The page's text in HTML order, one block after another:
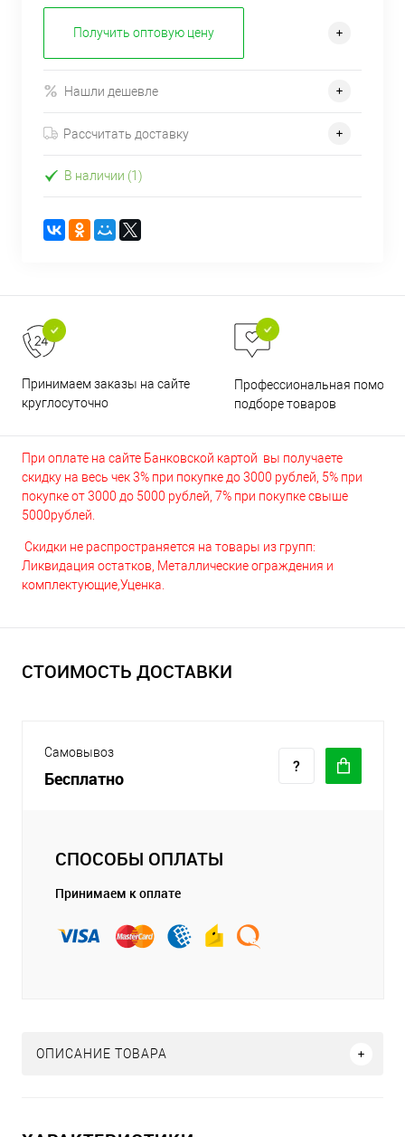
Получить оптовую цену
Нашли дешевле
Рассчитать доставку
В наличии (1)
Принимаем заказы на сайте
круглосуточно
Профессиональная помощь
подборе товаров
При оплате на сайте Банковской картой вы получаете
скидку на весь чек 3% при покупке до 3000 рублей, 5% при
покупке от 3000 до 5000 рублей, 7% при покупке свыше
5000рублей.
Скидки не распространяется на товары из групп:
Ликвидация остатков, Металлические ограждения и
комплектующие,Уценка.
СТОИМОСТЬ ДОСТАВКИ
Самовывоз
Бесплатно
СПОСОБЫ ОПЛАТЫ
Принимаем к оплате
ОПИСАНИЕ ТОВАРА